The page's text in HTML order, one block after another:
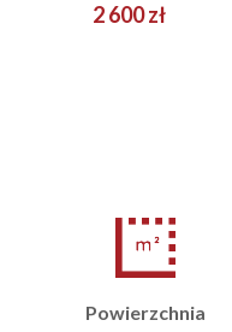
2 600 zł
Powierzchnia